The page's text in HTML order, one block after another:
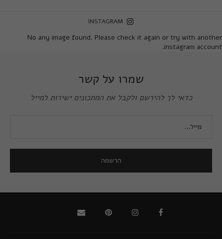
INSTAGRAM
No any image found. Please check it again or try with another
instagram account.
שמרו על קשר
כדאי לך להירשם ולקבל את המתכונים ישירות למייל